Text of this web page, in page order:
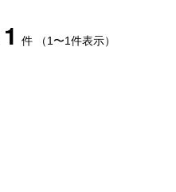
1 件 （1〜1件表示）